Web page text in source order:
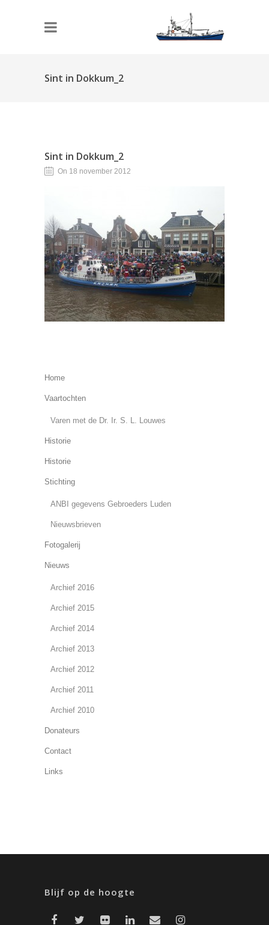
Sint in Dokkum_2
Sint in Dokkum_2
On 18 november 2012
Home
Vaartochten
Varen met de Dr. Ir. S. L. Louwes
Historie
Historie
Stichting
ANBI gegevens Gebroeders Luden
Nieuwsbrieven
Fotogalerij
Nieuws
Archief 2016
Archief 2015
Archief 2014
Archief 2013
Archief 2012
Archief 2011
Archief 2010
Donateurs
Contact
Links
Blijf op de hoogte